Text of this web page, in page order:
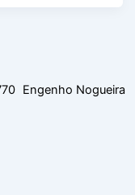
Engenho Nogueira